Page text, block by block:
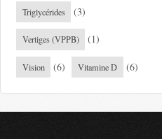
Triglycérides (3)
Vertiges (VPPB) (1)
Vision (6) Vitamine D (6)